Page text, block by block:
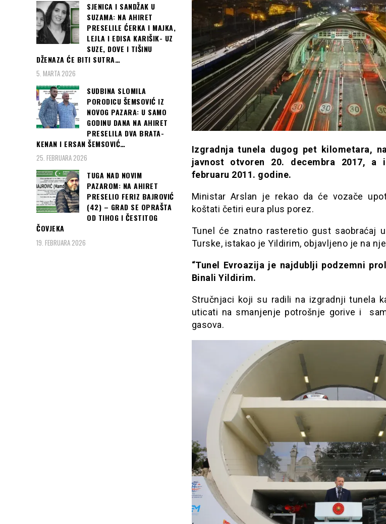
Izgradnja tunela dugog pet kilometara,
javnost otvoren 20. decembra 2017, a
februaru 2011. godine.
Ministar Arslan je rekao da će vozače
koštati četiri eura plus porez.
Tunel će znatno rasteretio gust saobraćaj
Turske, istakao je Yildirim, objavljeno je na
“Tunel Evroazija je najdublji podzemni
Binali Yildirim.
Stručnjaci koji su radili na izgradnji tunela
uticati na smanjenje potrošnje gorive i
gasova.
SJENICA I SANDŽAK U
SUZAMA: NA AHIRET
PRESELILE ĆERKA I MAJKA,
LEJLA I EDISA KARIŠIK- UZ
SUZE, DOVE I TIŠINU
DŽENAZA ĆE BITI SUTRA…
5. MARTA 2026
SUDBINA SLOMILA
PORODICU ŠEMSOVIĆ IZ
NOVOG PAZARA: U SAMO
GODINU DANA NA AHIRET
PRESELILA DVA BRATA-
KENAN I ERSAN ŠEMSOVIĆ…
25. FEBRUARA 2026
TUGA NAD NOVIM
PAZAROM: NA AHIRET
PRESELIO FERIZ BAJROVIĆ
(42) – GRAD SE OPRAŠTA
OD TIHOG I ČESTITOG
ČOVJEKA
19. FEBRUARA 2026